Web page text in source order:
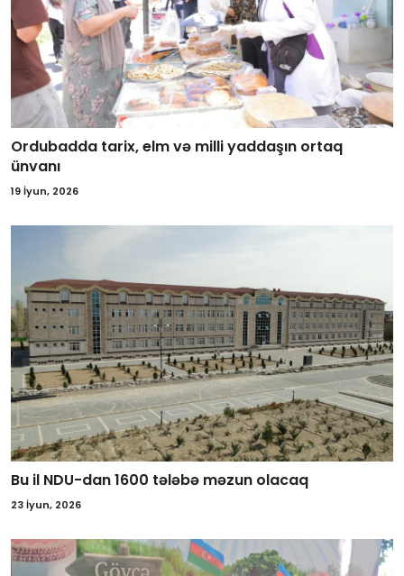
Ordubadda tarix, elm və milli yaddaşın ortaq
ünvanı
19 İyun, 2026
Bu il NDU-dan 1600 tələbə məzun olacaq
23 İyun, 2026